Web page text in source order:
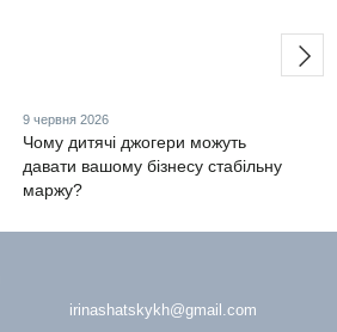
9 червня 2026
Чому дитячі джогери можуть
давати вашому бізнесу стабільну
маржу?
irinashatskykh@gmail.com